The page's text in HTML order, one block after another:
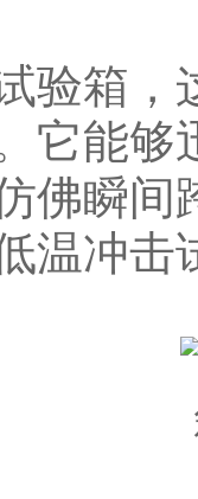
箱，这
它能够
佛瞬间
温冲击